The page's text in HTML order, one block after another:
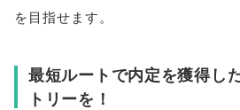
を目指せます。
最短ルートで内定を獲得し
トリーを！